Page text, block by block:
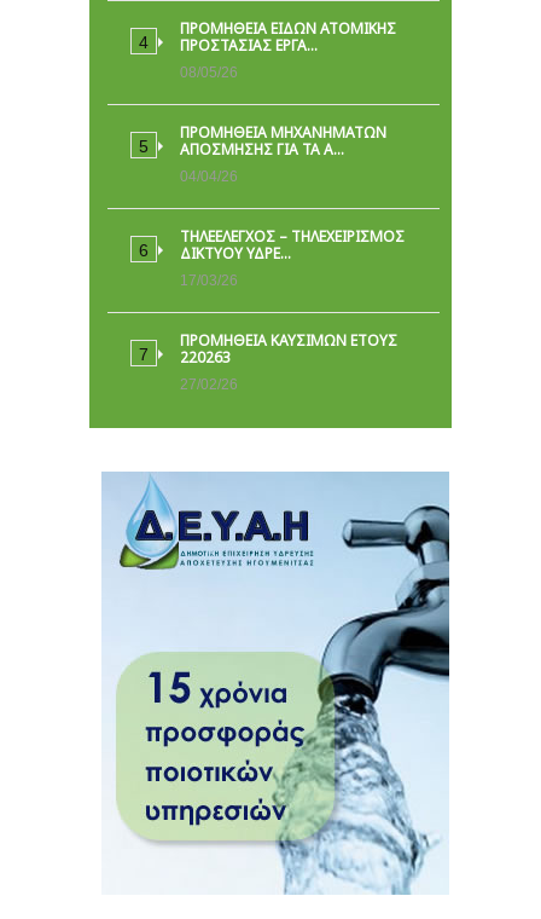
ΠΡΟΜΉΘΕΙΑ ΕΙΔΏΝ ΑΤΟΜΙΚΉΣ
ΠΡΟΣΤΑΣΊΑΣ ΕΡΓΑ…
08/05/26
ΠΡΟΜΗΘΕΙΑ ΜΗΧΑΝΗΜΑΤΩΝ
ΑΠΟΣΜΗΣΗΣ ΓΙΑ ΤΑ Α…
04/04/26
ΤΗΛΕΕΛΕΓΧΟΣ – ΤΗΛΕΧΕΙΡΙΣΜΟΣ
ΔΙΚΤΥΟΥ ΥΔΡΕ…
17/03/26
ΠΡΟΜΗΘΕΙΑ ΚΑΥΣΙΜΩΝ ΕΤΟΥΣ
220263
27/02/26